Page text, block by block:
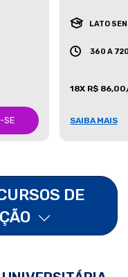
SE
LATO
360 A
18X R$
SAIBA MAIS
DE